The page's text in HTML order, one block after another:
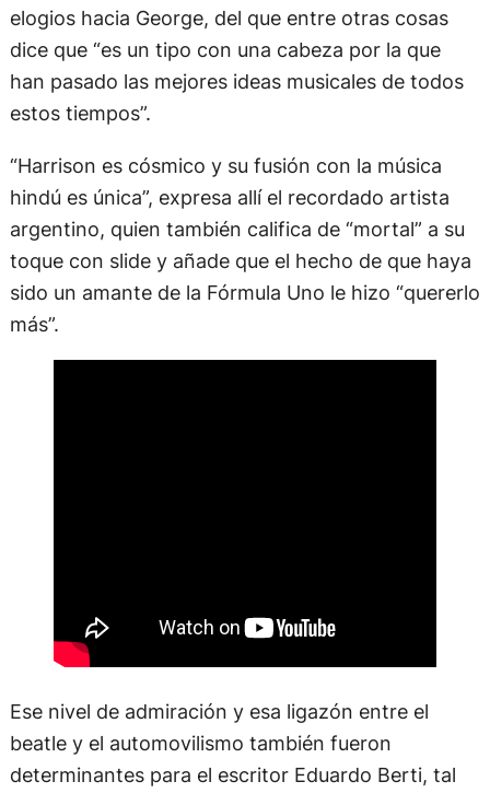
elogios hacia George, del que entre otras cosas
dice que “es un tipo con una cabeza por la que
han pasado las mejores ideas musicales de todos
estos tiempos”.
“Harrison es cósmico y su fusión con la música
hindú es única”, expresa allí el recordado artista
argentino, quien también califica de “mortal” a su
toque con slide y añade que el hecho de que haya
sido un amante de la Fórmula Uno le hizo “quererlo
más”.
Ese nivel de admiración y esa ligazón entre el
beatle y el automovilismo también fueron
determinantes para el escritor Eduardo Berti, tal